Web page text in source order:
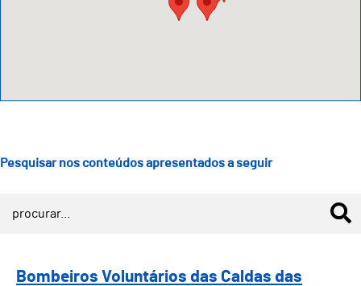
Pesquisar nos conteúdos apresentados a seguir
Bombeiros Voluntários das Caldas das